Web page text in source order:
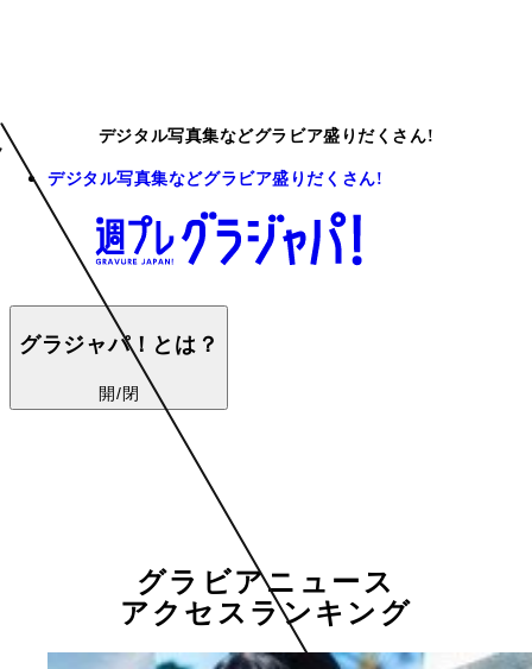
デジタル写真集などグラビア盛りだくさん!
デジタル写真集などグラビア盛りだくさん!
グラジャパ！とは？
開/閉
グラビアニュース
アクセスランキング